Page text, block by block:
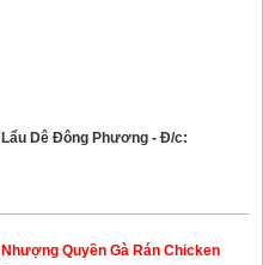
Lẩu Dê Đông Phương - Đ/c:
Nhượng Quyền Gà Rán Chicken